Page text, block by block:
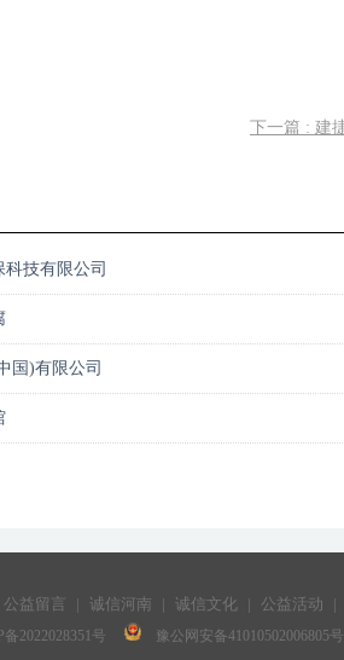
下一篇 : 建
技有限公司
国)有限公司
公益留言 | 诚信河南 | 诚信文化 | 公益活动 |
备2022028351号 豫公网安备41010502006805号